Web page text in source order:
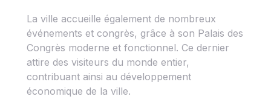
La ville accueille également de nombreux
événements et congrès, grâce à son Palais des
Congrès moderne et fonctionnel. Ce dernier
attire des visiteurs du monde entier,
contribuant ainsi au développement
économique de la ville.